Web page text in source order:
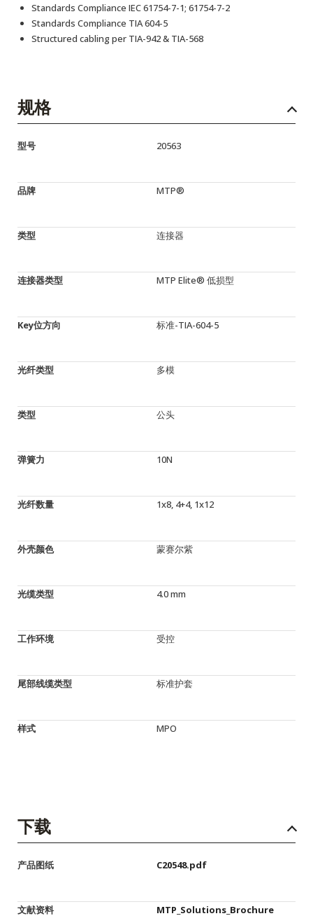
Standards Compliance IEC 61754-7-1; 61754-7-2
Standards Compliance TIA 604-5
Structured cabling per TIA-942 & TIA-568
规格
型号 20563
品牌 MTP®
类型 连接器
连接器类型 MTP Elite® 低损型
Key位方向 标准-TIA-604-5
光纤类型 多模
类型 公头
弹簧力 10N
光纤数量 1x8, 4+4, 1x12
外壳颜色 蒙赛尔紫
光缆类型 4.0 mm
工作环境 受控
尾部线缆类型 标准护套
样式 MPO
下载
产品图纸 C20548.pdf
文献资料 MTP_Solutions_Brochure